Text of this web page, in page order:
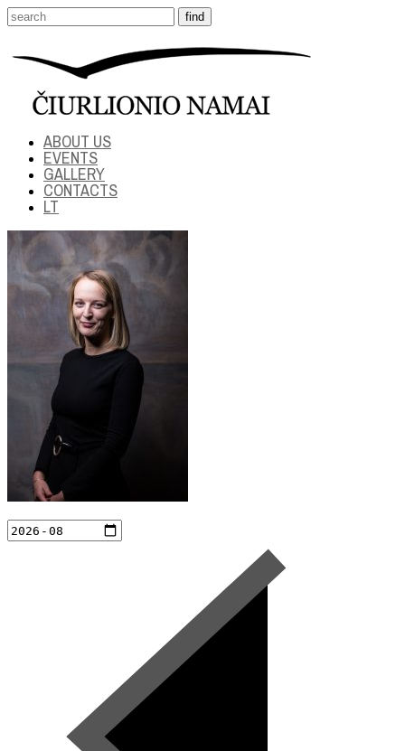
ABOUT US
EVENTS
GALLERY
CONTACTS
LT